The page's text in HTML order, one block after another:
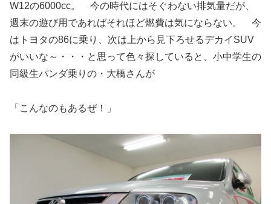
W12の6000cc。 今の時代にはそぐわない排気量だが、
週末の遊び用であればそれほど燃費は気にならない。 今
はトヨタの86に乗り、次は上から見下ろせるデカイSUV
がいいな～・・・と思って色々探していると、小中学生の
同級生パンダ乗りの・大橋さんが
「こんなのもあるぜ！」